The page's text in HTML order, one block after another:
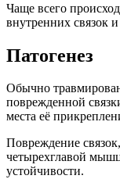
Чаще всего
внутренних связок
Патогенез
Обычно
поврежденной
места её
Повреждение
четырехглавой
устойчивости.